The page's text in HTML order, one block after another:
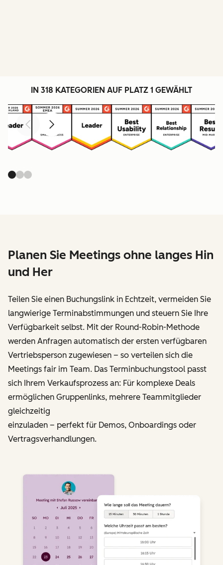
IN 318 KATEGORIEN AUF PLATZ 1 GEWÄHLT
ZurückWeiter
Planen Sie Meetings ohne langes Hin
und Her
Teilen Sie einen Buchungslink in Echtzeit, vermeiden Sie
langwierige Terminabstimmungen und steuern Sie Ihre
Verfügbarkeit selbst. Mit der Round-Robin-Methode
werden Anfragen automatisch der ersten verfügbaren
Vertriebs­person zugewiesen – so verteilen sich die
Meetings fair im Team. Das Terminbuchungstool passt
sich Ihrem Verkaufsprozess an: Für komplexe Deals
ermöglichen Gruppenlinks, mehrere Teammitglieder
gleichzeitig
einzuladen – perfekt für Demos, Onboardings oder
Vertragsverhandlungen.